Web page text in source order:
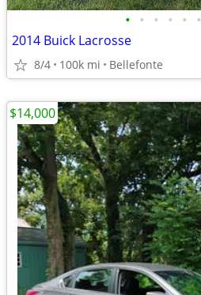
• • • • • •
2014 Buick Lacrosse
8/4 100k mi Bellefonte
$14,000